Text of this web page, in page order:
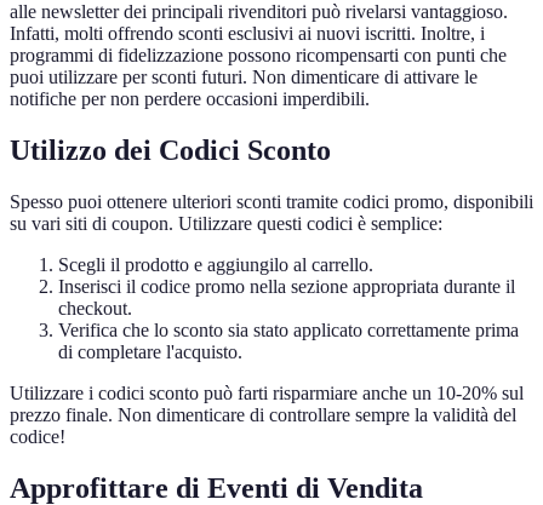
alle newsletter dei principali rivenditori può rivelarsi vantaggioso.
Infatti, molti offrendo sconti esclusivi ai nuovi iscritti. Inoltre, i
programmi di fidelizzazione possono ricompensarti con punti che
puoi utilizzare per sconti futuri. Non dimenticare di attivare le
notifiche per non perdere occasioni imperdibili.
Utilizzo dei Codici Sconto
Spesso puoi ottenere ulteriori sconti tramite codici promo, disponibili
su vari siti di coupon. Utilizzare questi codici è semplice:
Scegli il prodotto e aggiungilo al carrello.
Inserisci il codice promo nella sezione appropriata durante il
checkout.
Verifica che lo sconto sia stato applicato correttamente prima
di completare l'acquisto.
Utilizzare i codici sconto può farti risparmiare anche un 10-20% sul
prezzo finale. Non dimenticare di controllare sempre la validità del
codice!
Approfittare di Eventi di Vendita